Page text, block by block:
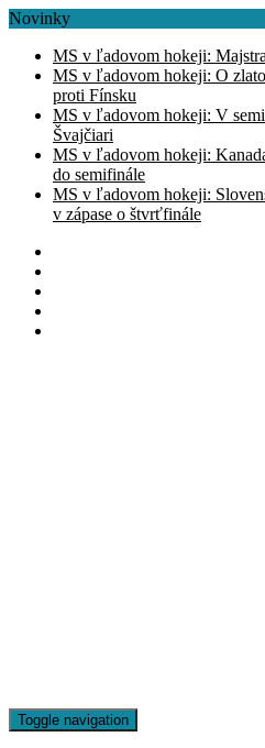
Novinky
MS v ľadovom hokeji:
MS v ľadovom hokeji: O
proti Fínsku
MS v ľadovom hokeji: V
Švajčiari
MS v ľadovom hokeji:
do semifinále
MS v ľadovom hokeji:
v zápase o štvrťfinále
Toggle navigation